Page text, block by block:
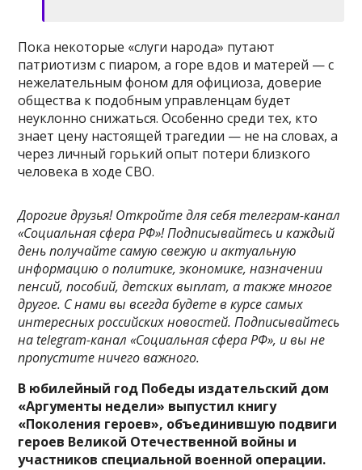
Пока некоторые «слуги народа» путают
патриотизм с пиаром, а горе вдов и матерей — с
нежелательным фоном для официоза, доверие
общества к подобным управленцам будет
неуклонно снижаться. Особенно среди тех, кто
знает цену настоящей трагедии — не на словах, а
через личный горький опыт потери близкого
человека в ходе СВО.
Дорогие друзья! Откройте для себя телеграм-канал
«Социальная сфера РФ»! Подписывайтесь и каждый
день получайте самую свежую и актуальную
информацию о политике, экономике, назначении
пенсий, пособий, детских выплат, а также многое
другое. С нами вы всегда будете в курсе самых
интересных российских новостей. Подписывайтесь
на telegram-канал «Социальная сфера РФ», и вы не
пропустите ничего важного.
В юбилейный год Победы издательский дом
«Аргументы недели» выпустил книгу
«Поколения героев», объединившую подвиги
героев Великой Отечественной войны и
участников специальной военной операции.